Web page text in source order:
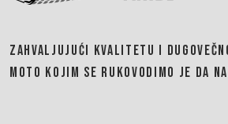
ZAHVALJUJUĆI KVALITETU I
MOTO KOJIM SE RUKOVODIMO JE DA